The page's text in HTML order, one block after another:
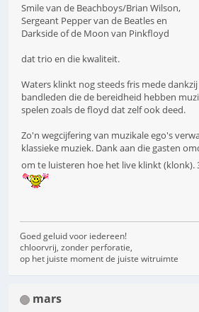
Smile van de Beachboys/Brian Wilson,
Sergeant Pepper van de Beatles en
Darkside of de Moon van Pinkfloyd
dat trio en die kwaliteit.
Waters klinkt nog steeds fris mede
bandleden die de bereidheid hebben
spelen zoals de floyd dat zelf ook deed.
Zo'n wegcijfering van muzikale ego's
klassieke muziek. Dank aan die gasten
om te luisteren hoe het live klinkt (klonk).
Goed geluid voor iedereen!
chloorvrij, zonder perforatie,
op het juiste moment de juiste witruimte
mars